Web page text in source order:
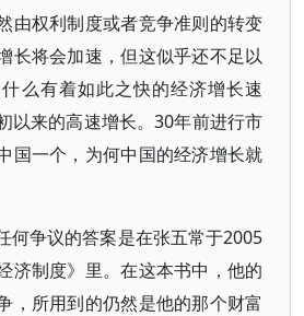
由权利制度或者竞争准则的转变
长将会加速，但这似乎还不足以
么有着如此之快的经济增长速
以来的高速增长。30年前进行市
国一个，为何中国的经济增长就
何争议的答案是在张五常于2005
济制度》里。在这本书中，他的
，所用到的仍然是他的那个财富